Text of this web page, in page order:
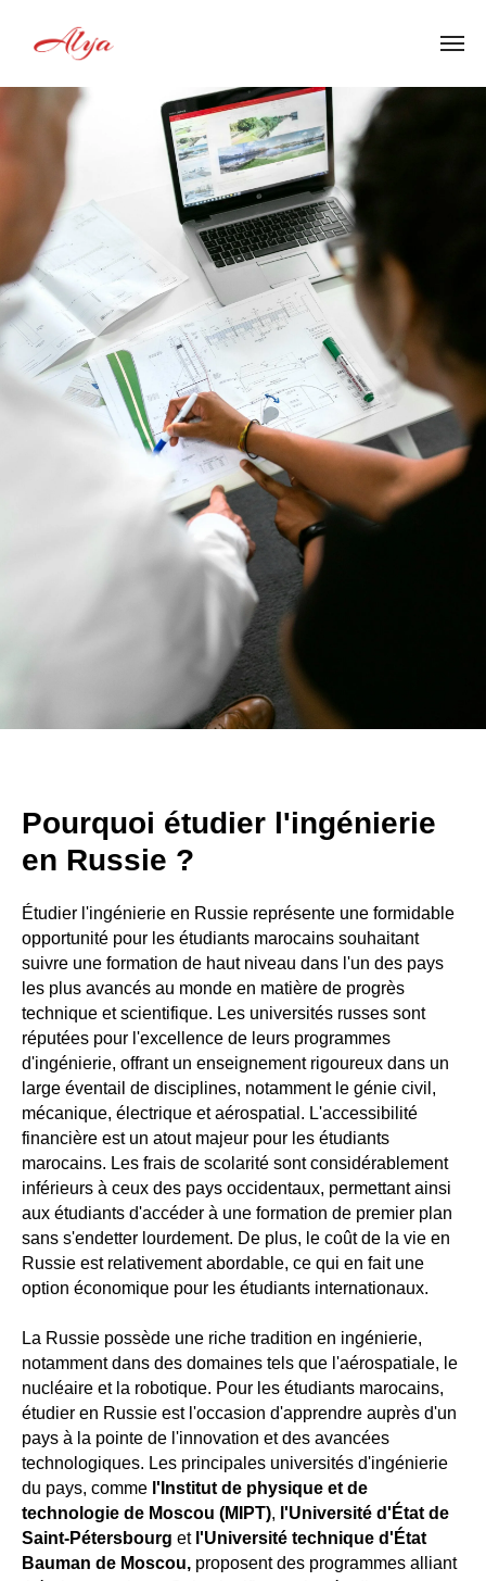
Pourquoi étudier l'ingénierie
en Russie ?
Étudier l'ingénierie en Russie représente une formidable
opportunité pour les étudiants marocains souhaitant
suivre une formation de haut niveau dans l'un des pays
les plus avancés au monde en matière de progrès
technique et scientifique. Les universités russes sont
réputées pour l'excellence de leurs programmes
d'ingénierie, offrant un enseignement rigoureux dans un
large éventail de disciplines, notamment le génie civil,
mécanique, électrique et aérospatial. L'accessibilité
financière est un atout majeur pour les étudiants
marocains. Les frais de scolarité sont considérablement
inférieurs à ceux des pays occidentaux, permettant ainsi
aux étudiants d'accéder à une formation de premier plan
sans s'endetter lourdement. De plus, le coût de la vie en
Russie est relativement abordable, ce qui en fait une
option économique pour les étudiants internationaux.
La Russie possède une riche tradition en ingénierie,
notamment dans des domaines tels que l'aérospatiale, le
nucléaire et la robotique. Pour les étudiants marocains,
étudier en Russie est l'occasion d'apprendre auprès d'un
pays à la pointe de l'innovation et des avancées
technologiques. Les principales universités d'ingénierie
du pays, comme l'Institut de physique et de
technologie de Moscou (MIPT), l'Université d'État de
Saint-Pétersbourg et l'Université technique d'État
Bauman de Moscou, proposent des programmes alliant